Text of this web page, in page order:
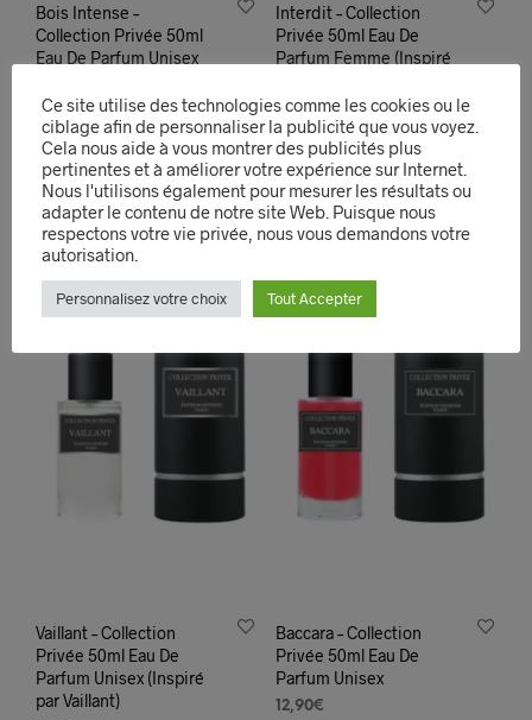
Bois Intense –
Collection Privée 50ml
Eau De Parfum Unisex
AJOUTER AU PANIER
QUICK VIEW
Interdit – Collection
Privée 50ml Eau De
Parfum Femme (Inspiré
12,90€
AJOUTER AU PANIER
QUICK VIEW
Vaillant – Collection
Privée 50ml Eau De
Parfum Unisex (Inspiré
par Vaillant)
Baccara – Collection
Privée 50ml Eau De
Parfum Unisex
12,90€
Ce site utilise des technologies comme les cookies ou le
ciblage afin de personnaliser la publicité que vous voyez.
Cela nous aide à vous montrer des publicités plus
pertinentes et à améliorer votre expérience sur Internet.
Nous l'utilisons également pour mesurer les résultats ou
adapter le contenu de notre site Web. Puisque nous
respectons votre vie privée, nous vous demandons votre
autorisation.
Personnalisez votre choix Tout Accepter